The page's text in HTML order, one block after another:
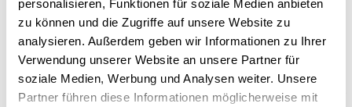
personalisieren, Funktionen für soziale Medien anbieten
zu können und die Zugriffe auf unsere Website zu
analysieren. Außerdem geben wir Informationen zu Ihrer
Verwendung unserer Website an unsere Partner für
soziale Medien, Werbung und Analysen weiter. Unsere
Partner führen diese Informationen möglicherweise mit
haften, bringe die Folie wieder auf und wiederhole die
Fertig! Wir empfehlen, 24 Stunden zu warten, bevor das
DTF-Thermotransfer-Etikett gewaschen oder angefeuchtet
wird. Auf diese Weise wird sichergestellt, dass der Klebstoff